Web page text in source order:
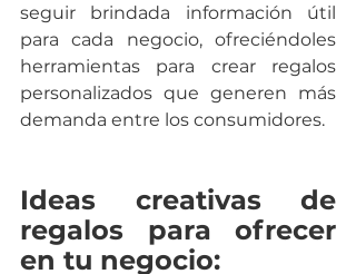
seguir brindada información útil
para cada negocio, ofreciéndoles
herramientas para crear regalos
personalizados que generen más
demanda entre los consumidores.
Ideas creativas de
regalos para ofrecer
en tu negocio: